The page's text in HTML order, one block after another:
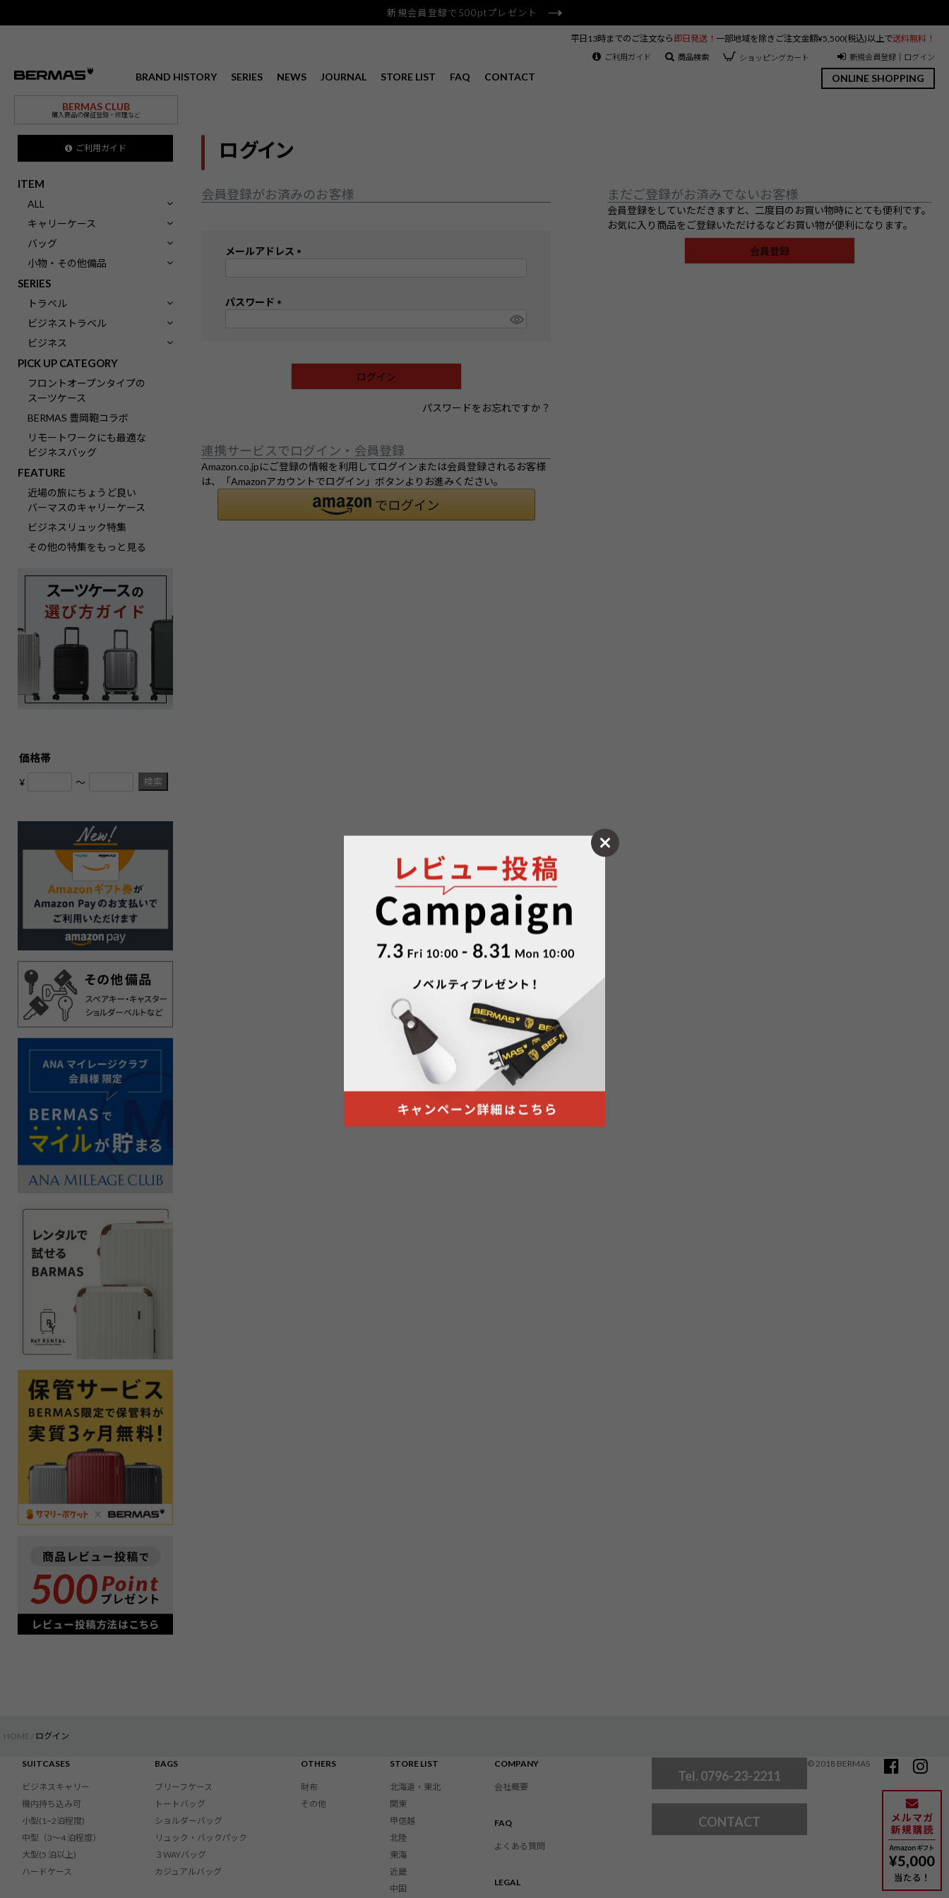
新規会員登録で500ptプレゼント
BRAND HISTORY SERIES NEWS JOURNAL STORE LIST FAQ CONTACT
BERMAS CLUB
購入商品の保証登録・修理など
ONLINE SHOPPING
平日13時までのご注文なら 即日発送！ 一部地域を除きご注文金額¥5,500(税込)以上で送料無料！
ご利用ガイド 商品検索 ショッピングカート 新規会員登録｜ログイン
ご利用ガイド
ITEM
ALL
キャリーケース
バッグ
小物・その他備品
SERIES
トラベル
ビジネストラベル
ビジネス
PICK UP CATEGORY
フロントオープンタイプの
スーツケース
BERMAS 豊岡鞄コラボ
リモートワークにも最適な
ビジネスバッグ
FEATURE
近場の旅にちょうど良い
バーマスのキャリーケース
ビジネスリュック特集
その他の特集をもっと見る
価格帯
¥ 〜 検索
ログイン
会員登録がお済みのお客様
メールアドレス
パスワード
ログイン
パスワードをお忘れですか？
連携サービスでログイン・会員登録
Amazon.co.jpにご登録の情報を利用してログインまたは会員登録されるお客様
は、「Amazonアカウントでログイン」ボタンよりお進みください。
まだご登録がお済みでないお客様
会員登録をしていただきますと、二度目のお買い物時にとても便利です。
お気に入り商品をご登録いただけるなどお買い物が便利になります。
会員登録
HOME ログイン
SUITCASES
ビジネスキャリー
機内持ち込み可
小型(1~2泊程度)
中型（3〜4 泊程度）
大型(5 泊以上)
ハードケース
BAGS
ブリーフケース
トートバッグ
ショルダーバッグ
リュック・バックパック
３WAYバッグ
カジュアルバッグ
OTHERS
財布
その他
STORE LIST
北海道・東北
関東
甲信越
北陸
東海
近畿
中国
COMPANY
会社概要
FAQ
よくある質問
LEGAL
Tel. 0796-23-2211
CONTACT
© 2018 BERMAS